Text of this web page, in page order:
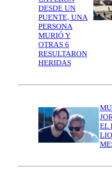
DESDE UN
PUENTE, UNA
PERSONA
MURIÓ Y
OTRAS 6
RESULTARON
HERIDAS
EL